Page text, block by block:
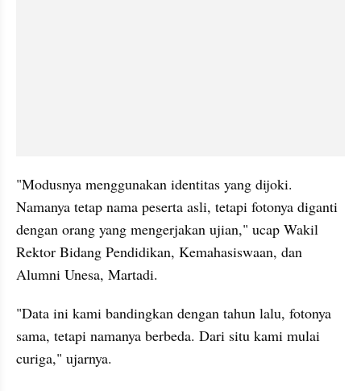
"Modusnya menggunakan identitas yang dijoki.
Namanya tetap nama peserta asli, tetapi fotonya diganti
dengan orang yang mengerjakan ujian," ucap Wakil
Rektor Bidang Pendidikan, Kemahasiswaan, dan
Alumni Unesa, Martadi.
"Data ini kami bandingkan dengan tahun lalu, fotonya
sama, tetapi namanya berbeda. Dari situ kami mulai
curiga," ujarnya.